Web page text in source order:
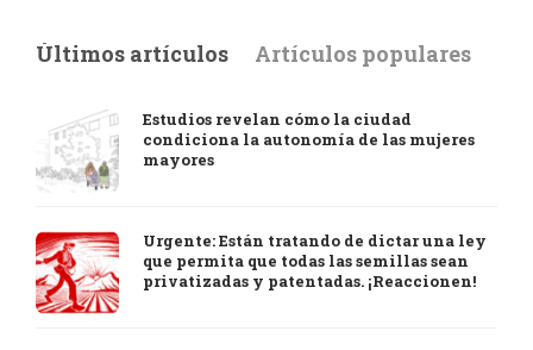
Últimos artículos Artículos populares
Estudios revelan cómo la ciudad
condiciona la autonomía de las mujeres
mayores
Urgente: Están tratando de dictar una ley
que permita que todas las semillas sean
privatizadas y patentadas. ¡Reaccionen!